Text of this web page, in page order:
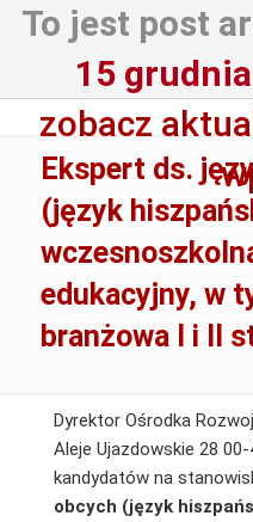
To jest post
15
zobacz
Ekspert ds.
(język
edukacyjny, w
branżowa I i II
Dyrektor Ośrodka
Aleje Ujazdowskie 28
kandydatów na
obcych (język